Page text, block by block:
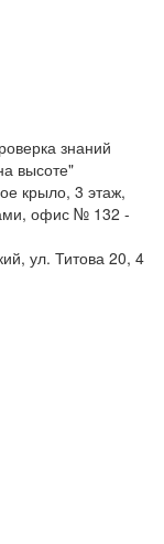
знаний
высоте"
крыло, 3 этаж,
офис № 132 -
ул. Титова 20, 4